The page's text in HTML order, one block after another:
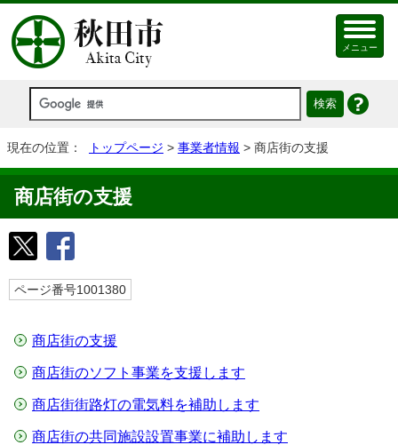
メニュー
現在の位置： トップページ > 事業者情報 > 商店街の支援
商店街の支援
ページ番号1001380
商店街の支援
商店街のソフト事業を支援します
商店街街路灯の電気料を補助します
商店街の共同施設設置事業に補助します